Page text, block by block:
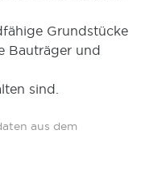
Grundstücke
Bauträger und
sind.
aus dem